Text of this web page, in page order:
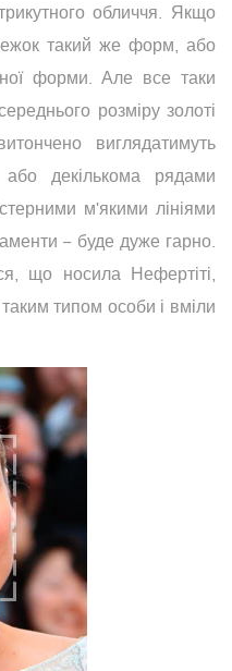
обличчя. Якщо
такий же форм, або
форми. Але все таки
розміру золоті
виглядатимуть
декількома рядами
м'якими лініями
− буде дуже гарно.
що носила Нефертіті,
типом особи і вміли